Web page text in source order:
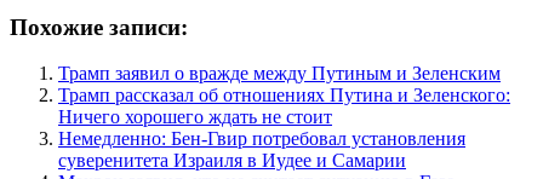
Похожие записи:
Трамп заявил о вражде между Путиным и Зеленским
Трамп рассказал об отношениях Путина и Зеленского:
Ничего хорошего ждать не стоит
Немедленно: Бен-Гвир потребовал установления
суверенитета Израиля в Иудее и Самарии